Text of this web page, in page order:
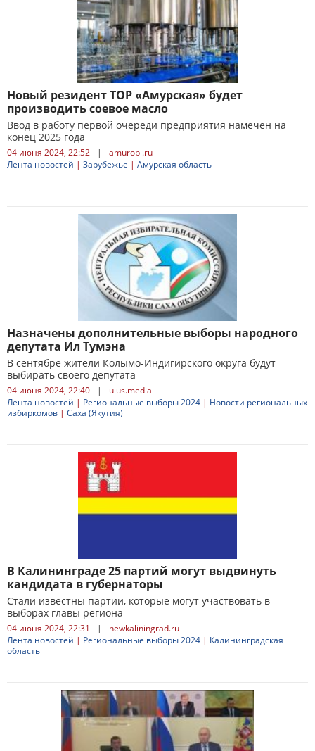
Новый резидент ТОР «Амурская» будет
производить соевое масло
Ввод в работу первой очереди предприятия намечен на
конец 2025 года
04 июня 2024, 22:52 |
amurobl.ru
Лента новостей | Зарубежье | Амурская область
Назначены дополнительные выборы народного
депутата Ил Тумэна
В сентябре жители Колымо-Индигирского округа будут
выбирать своего депутата
04 июня 2024, 22:40 |
ulus.media
Лента новостей | Региональные выборы 2024 | Новости региональных
избиркомов | Саха (Якутия)
В Калининграде 25 партий могут выдвинуть
кандидата в губернаторы
Стали известны партии, которые могут участвовать в
выборах главы региона
04 июня 2024, 22:31 |
newkaliningrad.ru
Лента новостей | Региональные выборы 2024 | Калининградская
область